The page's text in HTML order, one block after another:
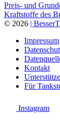
Preis- und
Kraftstoffe des
© 2026 |
Impressum
Kontakt
Für
Instagram